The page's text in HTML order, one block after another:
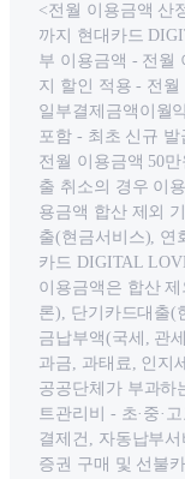
<전월 이용금액 산
까지 현대카드
부 이용금액 - 전월
지 할인 적용 - 전
일부결제금액이월
포함 - 최초 신규
전월 이용금액 50
출 취소의 경우 이
용금액 합산 제외
출(현금서비스), 연
카드 DIGITAL
이용금액은 합산
론), 단기카드대출(
금납부액(국세, 관
과금, 과태료, 인지
공공단체가 부과하
트관리비 - 초·중·
결제건, 자동납부
증권 구매 및 선불